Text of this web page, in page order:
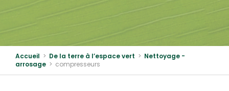
Accueil > De la terre à l’espace vert > Nettoyage -
arrosage > compresseurs